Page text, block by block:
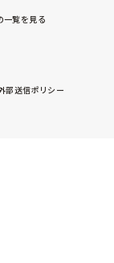
一覧を見る
部送信ポリシー